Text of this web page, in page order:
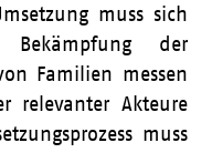
muss sich
der
Familien messen
relevanter Akteure
muss